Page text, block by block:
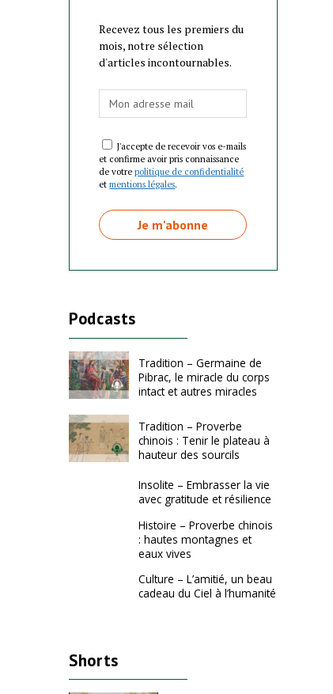
Recevez tous les premiers du
mois, notre sélection
d'articles incontournables.
J'accepte de recevoir vos e-mails
et confirme avoir pris connaissance
de votrepolitique de confidentialité
etmentions légales.
Podcasts
Tradition – Germaine de
Pibrac, le miracle du corps
intact et autres miracles
Tradition – Proverbe
chinois : Tenir le plateau à
hauteur des sourcils
Insolite – Embrasser la vie
avec gratitude et résilience
Histoire – Proverbe chinois
: hautes montagnes et
eaux vives
Culture – L’amitié, un beau
cadeau du Ciel à l’humanité
Shorts